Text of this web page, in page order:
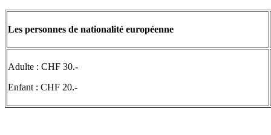
Les personnes de nationalité européenne
Adulte : CHF 30.-
Enfant : CHF 20.-